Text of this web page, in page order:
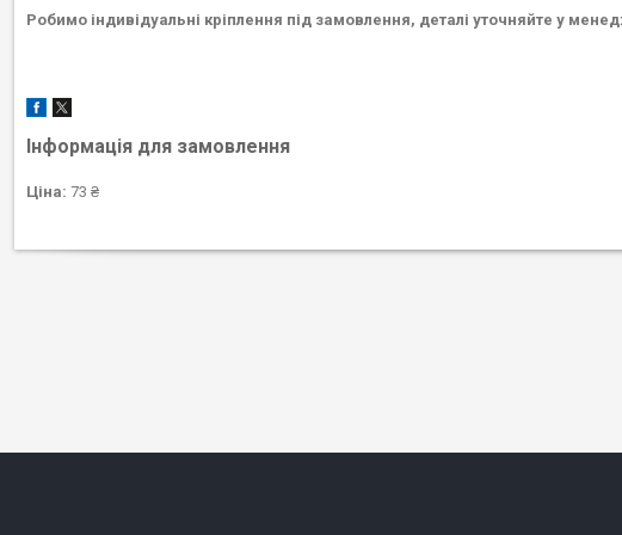
Робимо індивідуальні кріплення під замовлення, деталі уточняйте у
Інформація для замовлення
Ціна: 73 ₴